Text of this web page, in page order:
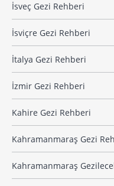
İsveç Gezi Rehberi
İsviçre Gezi Rehberi
İtalya Gezi Rehberi
İzmir Gezi Rehberi
Kahire Gezi Rehberi
Kahramanmaraş Gezi
Kahramanmaraş